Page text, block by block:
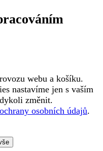
webu a košíku.
nastavíme jen s vaším
změnit.
osobních údajů.